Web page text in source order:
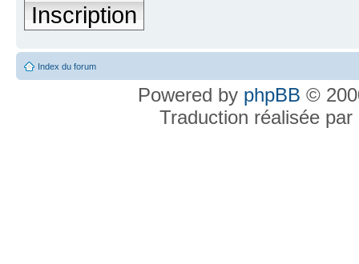
Inscription
Index du forum
Powered by phpBB ©
Traduction réalisée par